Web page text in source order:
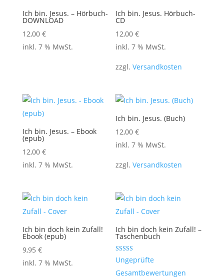
Ich bin. Jesus. – Hörbuch-
DOWNLOAD
12,00 €
inkl. 7 % MwSt.
Ich bin. Jesus. Hörbuch-
CD
12,00€
inkl. 7 % MwSt.
zzgl.Versandkosten
Ich bin. Jesus. – Ebook
(epub)
12,00 €
inkl. 7 % MwSt.
Ich bin. Jesus. (Buch)
12,00€
inkl. 7 % MwSt.
zzgl.Versandkosten
Ich bin doch kein Zufall!
Ebook (epub)
9,95 €
inkl. 7 % MwSt.
Ich bin doch kein Zufall! –
Taschenbuch
Bewertet mit
5.00
von 5
Ungeprüfte
Gesamtbewertungen